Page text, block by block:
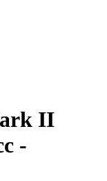
II
-